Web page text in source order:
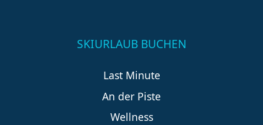
SKIURLAUB BUCHEN
Last Minute
An der Piste
Wellness